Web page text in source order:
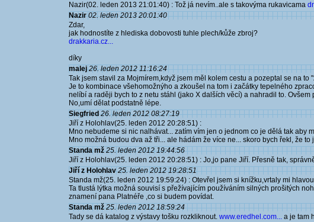
Nazir(02. leden 2013 21:01:40) : Tož já nevím..ale s takovýma rukavicama
Nazir 02. leden 2013 20:01:40
Zdar,
jak hodnostíte z hlediska dobovosti tuhle plech/kůže zbroj?
drakkaria.cz...
díky
malej 26. leden 2012 11:16:24
Tak jsem stavil za Mojmírem,když jsem měl kolem cestu a pozeptal se na
Je to kombinace všehomožnýho a zkoušel na tom i začátky tepelného
nelíbí a raději bych to z netu stáhl (jako X dalších věcí) a nahradil to. Ovšem
No,umí dělat podstatně lépe.
Siegfried 26. leden 2012 08:27:19
Jiří z Holohlav(25. leden 2012 20:28:51) :
Mno nebudeme si nic nalhávat... zatím vím jen o jednom co je dělá tak aby
Mno možná budou dva až tři... ale hádám že více ne... skoro bych řekl, že
Standa mž 25. leden 2012 19:44:56
Jiří z Holohlav(25. leden 2012 20:28:51) : Jo,jo pane Jiří. Přesně tak,
Jiří z Holohlav 25. leden 2012 19:28:51
Standa mž(25. leden 2012 19:59:24) : Otevřel jsem si knížku,vrtaly mi
Ta tlustá lýtka možná souvisí s přežívajícím používáním silných prošitých
znamení pana Platnéře ,co si budem povídat.
Standa mž 25. leden 2012 18:59:24
Tady se dá katalog z výstavy tošku rozkliknout. www.eredhel.com... a je tam